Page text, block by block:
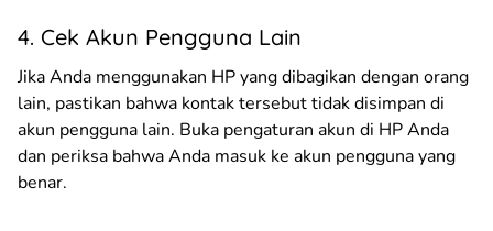
4. Cek Akun Pengguna Lain
Jika Anda menggunakan HP yang dibagikan dengan orang
lain, pastikan bahwa kontak tersebut tidak disimpan di
akun pengguna lain. Buka pengaturan akun di HP Anda
dan periksa bahwa Anda masuk ke akun pengguna yang
benar.